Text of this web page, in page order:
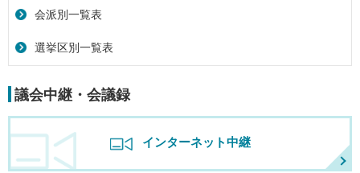
会派別一覧表
選挙区別一覧表
議会中継・会議録
インターネット中継